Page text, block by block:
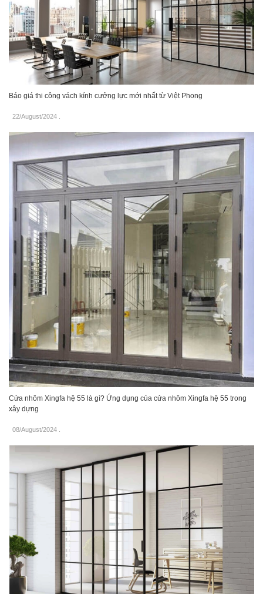
Báo giá thi công vách kính cưởng lực mới nhất từ Việt Phong
22/August/2024
Cửa nhôm Xingfa hệ 55 là gì? Ứng dụng của cửa nhôm Xingfa hệ 55 trong
xây dựng
08/August/2024